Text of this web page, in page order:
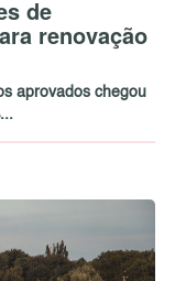
de
renovação
aprovados chegou